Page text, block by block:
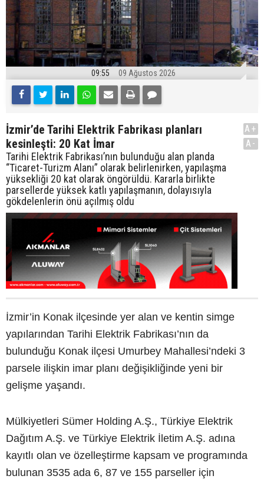
09:55 09 Ağustos 2026
İzmir’de Tarihi Elektrik Fabrikası planları
kesinleşti: 20 Kat İmar
Tarihi Elektrik Fabrikası’nın bulunduğu alan planda
“Ticaret-Turizm Alanı” olarak belirlenirken, yapılaşma
yüksekliği 20 kat olarak öngörüldü. Kararla birlikte
parsellerde yüksek katlı yapılaşmanın, dolayısıyla
gökdelenlerin önü açılmış oldu
A+
A-
İzmir’in Konak ilçesinde yer alan ve kentin simge
yapılarından Tarihi Elektrik Fabrikası’nın da
bulunduğu Konak ilçesi Umurbey Mahallesi’ndeki 3
parsele ilişkin imar planı değişikliğinde yeni bir
gelişme yaşandı.
Mülkiyetleri Sümer Holding A.Ş., Türkiye Elektrik
Dağıtım A.Ş. ve Türkiye Elektrik İletim A.Ş. adına
kayıtlı olan ve özelleştirme kapsam ve programında
bulunan 3535 ada 6, 87 ve 155 parseller için